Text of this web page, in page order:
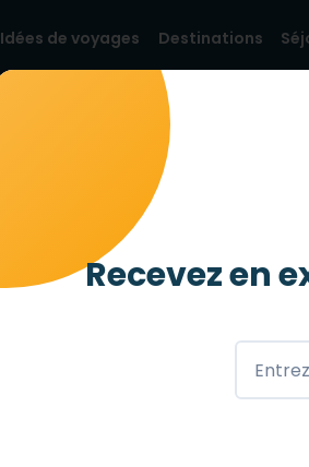
Idées de voyages Destinations
Recevez en